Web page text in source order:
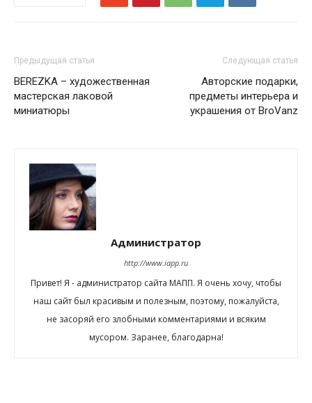
Предыдущая статья
BEREZKA – художественная
мастерская лаковой
миниатюры
Следующая статья
Авторские подарки,
предметы интерьера и
украшения от BroVanz
Администратор
http://www.iapp.ru
Привет! Я - администратор сайта МАПП. Я очень хочу, чтобы
наш сайт был красивым и полезным, поэтому, пожалуйста,
не засоряй его злобными комментариями и всяким
мусором. Заранее, благодарна!